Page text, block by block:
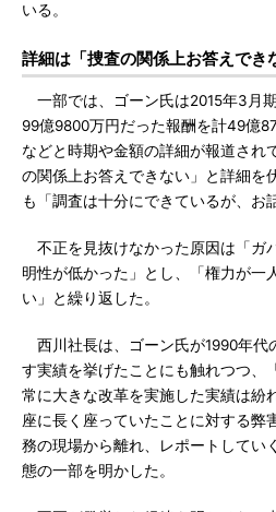
いる。
詳細は「捜査の関係上お答えでき
一部では、ゴーン氏は2015年3月
99億9800万円だった報酬を計49億
などと時期や金額の詳細が報道され
の関係上お答えできない」と詳細を
も「調査は十分にできているが、お
不正を見抜けなかった原因は「ガ
明性が低かった」とし、「権力が一
い」と繰り返した。
西川社長は、ゴーン氏が1990年代
す実績を挙げたことにも触れつつ、
常に大きな改革を実施した実績は紛
座に長く座っていたことに対する弊
務の現場から離れ、レポートしてい
態の一部を明かした。